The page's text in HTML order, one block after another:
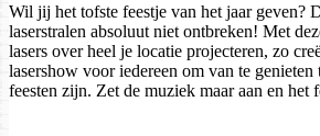
Wil jij het tofste feestje van het jaar geven?
laserstralen absoluut niet ontbreken! Met
lasers over heel je locatie projecteren, zo
lasershow voor iedereen om van te
feesten zijn. Zet de muziek maar aan en het